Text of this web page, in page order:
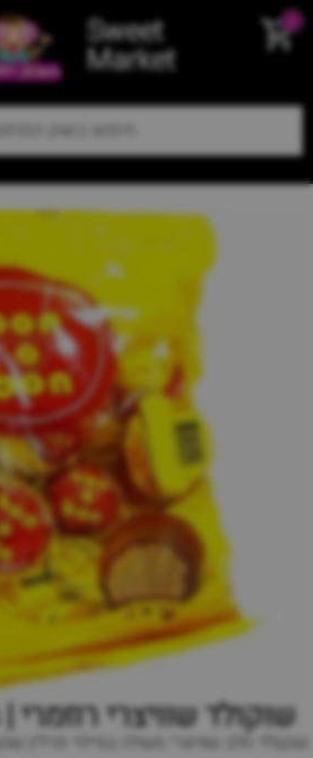
Sweet
Market
שוקולד שוויצרי רוזמרי | schmerlings
שוקולד חלב שוויצרי מעולה במילוי פרלין